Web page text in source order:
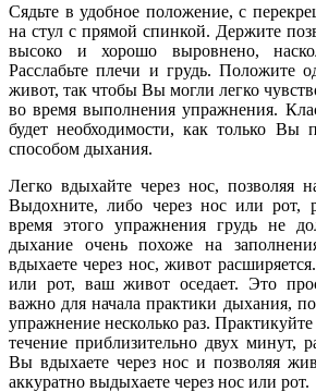
Сядьте в удобное положение, с
на стул с прямой спинкой. Держите
высоко и хорошо выровнено,
Расслабьте плечи и грудь. Положите
живот, так чтобы Вы могли легко
во время выполнения упражнения.
будет необходимости, как только Вы
способом дыхания.
Легко вдыхайте через нос, позволяя
Выдохните, либо через нос или рот,
время этого упражнения грудь не
дыхание очень похоже на
вдыхаете через нос, живот
или рот, ваш живот оседает. Это
важно для начала практики дыхания,
упражнение несколько раз.
течение приблизительно двух минут,
Вы вдыхаете через нос и позволяя
аккуратно выдыхаете через нос или рот.